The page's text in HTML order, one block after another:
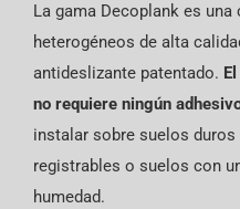
La gama Decoplank es
heterogéneos de alta
antideslizante patentado.
no requiere ningún
instalar sobre suelos
registrables o suelos con
humedad.